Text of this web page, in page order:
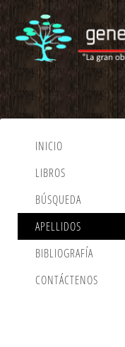
INICIO
LIBROS
BÚSQUEDA
APELLIDOS
BIBLIOGRAFÍA
CONTÁCTENOS